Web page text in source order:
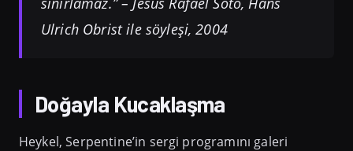
Ulrich Obrist ile söyleşi, 2004
Doğayla Kucaklaşma
Heykel, Serpentine’in sergi programını galeri